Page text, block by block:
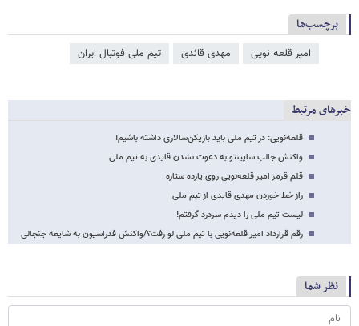
برچسب‌ها
امیر قلعه نویی مهدی قائدی تیم ملی فوتبال ایران
خبرهای مرتبط
قلعه‌نویی: در تیم ملی باید بازیکن‌سالاری داشته باشیم!
واکنش جالب ساپینتو به دعوت نشدن قایدی به تیم ملی
قلم قرمز امیر قلعه‌نویی روی یازده ستاره
راز خط خوردن مهدی قایدی از تیم ملی
لیست تیم ملی را دیدم سردرد گرفتم!
رقم قرارداد امیر قلعه‌نویی با تیم ملی لو رفت؟/واکنش فدراسیون به شایعه جنجالی
نظر شما